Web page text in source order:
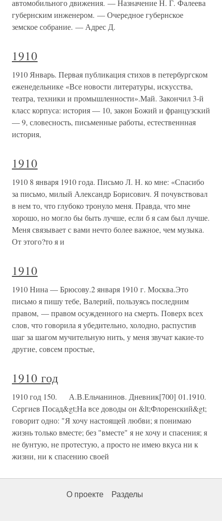
автомобильного движения. — Назначение Н. Г. Фалеева
губернским инженером. — Очередное губернское
земское собрание. — Адрес Д.
1910
1910 Январь. Первая публикация стихов в петербургском
еженедельнике «Все новости литературы, искусства,
театра, техники и промышленности».Май. Закончил 3-й
класс корпуса: история — 10, закон Божий и французский
— 9, словесность, письменные работы, естественнная
история,
1910
1910 8 января 1910 года. Письмо Л. Н. ко мне: «Спасибо
за письмо, милый Александр Борисович. Я почувствовал
в нем то, что глубоко тронуло меня. Правда, что мне
хорошо, но могло бы быть лучше, если б я сам был лучше.
Меня связывает с вами нечто более важное, чем музыка.
От этого?то я и
1910
1910 Нина — Брюсову.2 января 1910 г. Москва.Это
письмо я пишу тебе, Валерий, пользуясь последним
правом, — правом осужденного на смерть. Поверх всех
слов, что говорила я убедительно, холодно, распустив
шаг за шагом мучительную нить, у меня звучат какие-то
другие, совсем простые,
1910 год
1910 год 150. А.В.Ельчанинов. Дневник[700] 01.1910.
Сeргиeв Посад&gt;На все доводы он &lt;Флоренский&gt;
говорит одно: "Я хочу настоящей любви; я понимаю
жизнь только вместе; без "вместе" я не хочу и спасения; я
не бунтую, не протестую, а просто не имею вкуса ни к
жизни, ни к спасению своей
О проекте Разделы